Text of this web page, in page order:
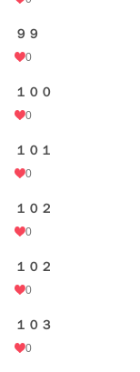
９９
0
１００
0
１０１
0
１０２
0
１０２
0
１０３
0